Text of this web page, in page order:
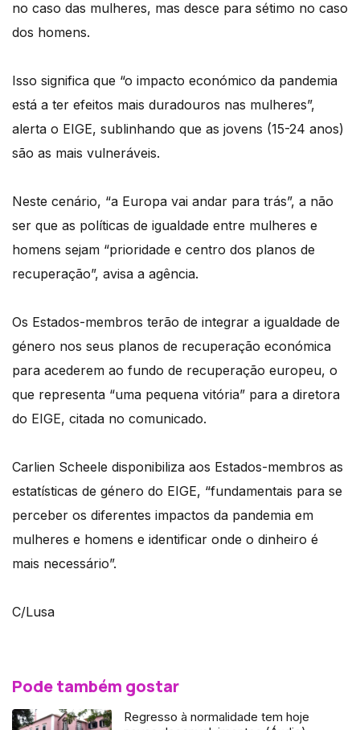
no caso das mulheres, mas desce para sétimo no caso
dos homens.
Isso significa que “o impacto económico da pandemia
está a ter efeitos mais duradouros nas mulheres”,
alerta o EIGE, sublinhando que as jovens (15-24 anos)
são as mais vulneráveis.
Neste cenário, “a Europa vai andar para trás”, a não
ser que as políticas de igualdade entre mulheres e
homens sejam “prioridade e centro dos planos de
recuperação”, avisa a agência.
Os Estados-membros terão de integrar a igualdade de
género nos seus planos de recuperação económica
para acederem ao fundo de recuperação europeu, o
que representa “uma pequena vitória” para a diretora
do EIGE, citada no comunicado.
Carlien Scheele disponibiliza aos Estados-membros as
estatísticas de género do EIGE, “fundamentais para se
perceber os diferentes impactos da pandemia em
mulheres e homens e identificar onde o dinheiro é
mais necessário”.
C/Lusa
Pode também gostar
Regresso à normalidade tem hoje